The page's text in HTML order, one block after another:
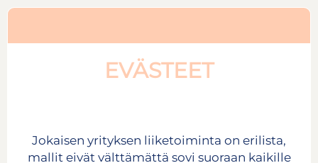
EVÄSTEET
Jokaisen yrityksen liiketoiminta on erilista,
mallit eivät välttämättä sovi suoraan kaikille